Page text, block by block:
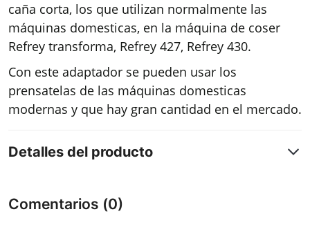
caña corta, los que utilizan normalmente las
máquinas domesticas, en la máquina de coser
Refrey transforma, Refrey 427, Refrey 430.
Con este adaptador se pueden usar los
prensatelas de las máquinas domesticas
modernas y que hay gran cantidad en el mercado.
Detalles del producto
Comentarios (0)